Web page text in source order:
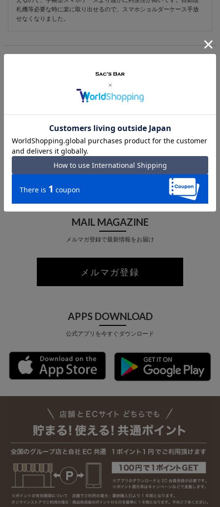
札機等必要な時に楽に取り出せるので、スマホショルダーケース手放
せなくなりました。
あなたが最近見た商品
PICK-UP IN-STORE
ネットで注文して店舗で受け取り
店舗受取 サービス
MAIL MAGAZINE
メルマガ登録で最新情報をお届け
メルマガ登録
APPS DOWNLOAD
公式アプリを今すぐダウンロード